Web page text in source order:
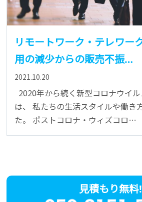
リモートワーク・テレワー
用の減少からの販売不振…
2021.10.20
2020年から続く新型コロナウイ
は、 私たちの生活スタイルや働き
た。 ポストコロナ・ウィズコロ…
見積もり無料